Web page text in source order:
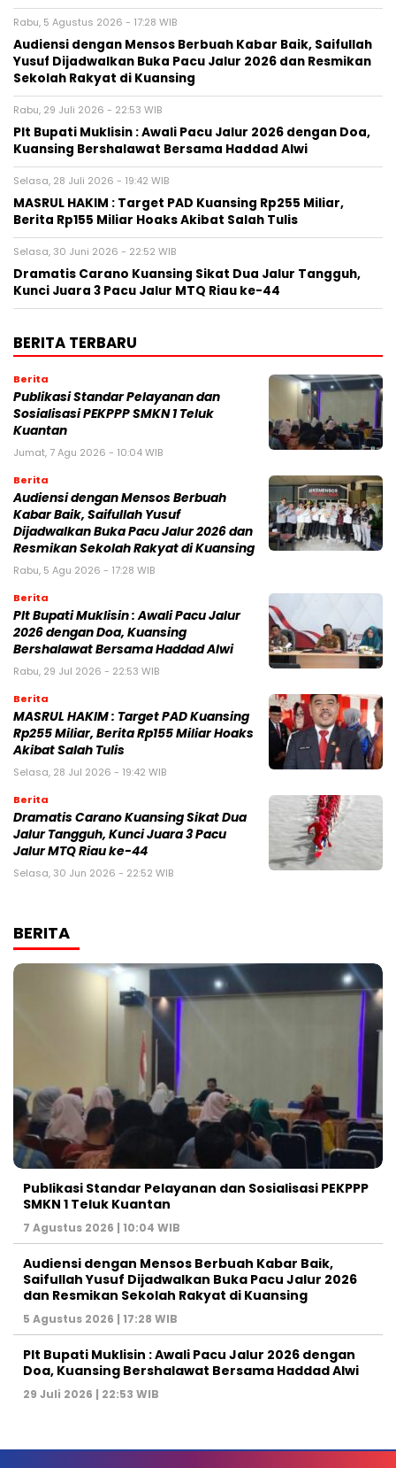
Rabu, 5 Agustus 2026 - 17:28 WIB
Audiensi dengan Mensos Berbuah Kabar Baik, Saifullah
Yusuf Dijadwalkan Buka Pacu Jalur 2026 dan Resmikan
Sekolah Rakyat di Kuansing
Rabu, 29 Juli 2026 - 22:53 WIB
Plt Bupati Muklisin : Awali Pacu Jalur 2026 dengan Doa,
Kuansing Bershalawat Bersama Haddad Alwi
Selasa, 28 Juli 2026 - 19:42 WIB
MASRUL HAKIM : Target PAD Kuansing Rp255 Miliar,
Berita Rp155 Miliar Hoaks Akibat Salah Tulis
Selasa, 30 Juni 2026 - 22:52 WIB
Dramatis Carano Kuansing Sikat Dua Jalur Tangguh,
Kunci Juara 3 Pacu Jalur MTQ Riau ke-44
BERITA TERBARU
Berita
Publikasi Standar Pelayanan dan
Sosialisasi PEKPPP SMKN 1 Teluk
Kuantan
Jumat, 7 Agu 2026 - 10:04 WIB
Berita
Audiensi dengan Mensos Berbuah
Kabar Baik, Saifullah Yusuf
Dijadwalkan Buka Pacu Jalur 2026 dan
Resmikan Sekolah Rakyat di Kuansing
Rabu, 5 Agu 2026 - 17:28 WIB
Berita
Plt Bupati Muklisin : Awali Pacu Jalur
2026 dengan Doa, Kuansing
Bershalawat Bersama Haddad Alwi
Rabu, 29 Jul 2026 - 22:53 WIB
Berita
MASRUL HAKIM : Target PAD Kuansing
Rp255 Miliar, Berita Rp155 Miliar Hoaks
Akibat Salah Tulis
Selasa, 28 Jul 2026 - 19:42 WIB
Berita
Dramatis Carano Kuansing Sikat Dua
Jalur Tangguh, Kunci Juara 3 Pacu
Jalur MTQ Riau ke-44
Selasa, 30 Jun 2026 - 22:52 WIB
BERITA
Publikasi Standar Pelayanan dan Sosialisasi PEKPPP
SMKN 1 Teluk Kuantan
7 Agustus 2026 | 10:04 WIB
Audiensi dengan Mensos Berbuah Kabar Baik,
Saifullah Yusuf Dijadwalkan Buka Pacu Jalur 2026
dan Resmikan Sekolah Rakyat di Kuansing
5 Agustus 2026 | 17:28 WIB
Plt Bupati Muklisin : Awali Pacu Jalur 2026 dengan
Doa, Kuansing Bershalawat Bersama Haddad Alwi
29 Juli 2026 | 22:53 WIB